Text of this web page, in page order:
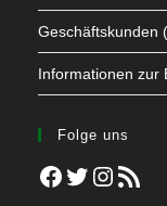
Geschäftskunden
Informationen zur
Folge uns
Facebook
TwitterInstagram
RSS-Feed